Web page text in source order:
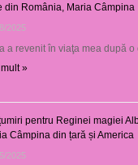
din România, Maria Câmpina
2025
a revenit în viaţa mea după o
»
pentru Reginei magiei
Câmpina din țară și America
2025